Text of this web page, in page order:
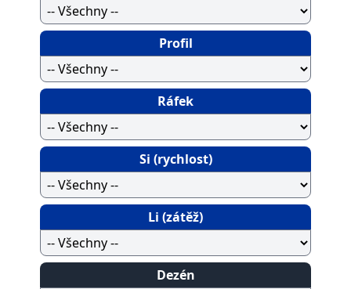
Profil
Ráfek
Si (rychlost)
Li (zátěž)
Dezén